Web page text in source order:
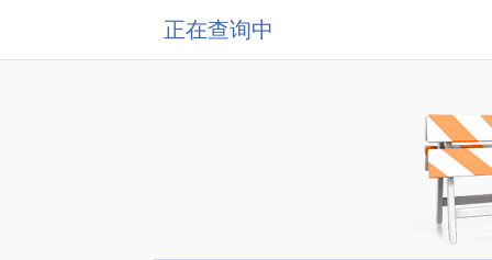
正在查询中